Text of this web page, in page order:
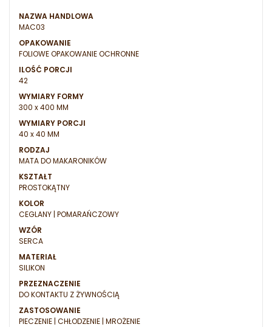
NAZWA HANDLOWA
MAC03
OPAKOWANIE
FOLIOWE OPAKOWANIE OCHRONNE
ILOŚĆ PORCJI
42
WYMIARY FORMY
300 x 400 MM
WYMIARY PORCJI
40 x 40 MM
RODZAJ
MATA DO MAKARONIKÓW
KSZTAŁT
PROSTOKĄTNY
KOLOR
CEGLANY | POMARAŃCZOWY
WZÓR
SERCA
MATERIAŁ
SILIKON
PRZEZNACZENIE
DO KONTAKTU Z ŻYWNOŚCIĄ
ZASTOSOWANIE
PIECZENIE | CHŁODZENIE | MROŻENIE